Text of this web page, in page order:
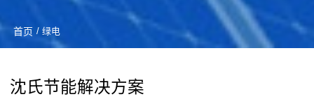
首页 / 绿电
沈氏节能解决方案